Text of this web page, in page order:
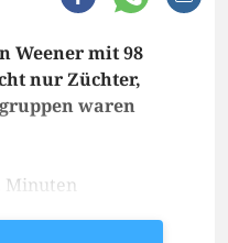
Weener mit 98
nur Züchter,
waren
Minuten